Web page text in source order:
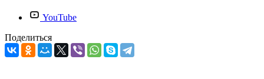
YouTube
Поделиться